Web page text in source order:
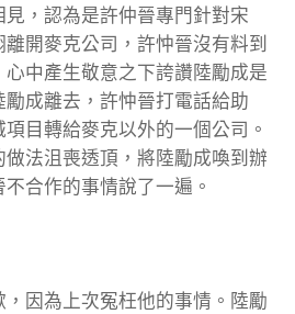
，認為是許仲晉專門針對宋
開麥克公司，許忡晉沒有料到
心中產生敬意之下誇讚陸勵成是
成離去，許忡晉打電話給助
目轉給麥克以外的一個公司。
法沮喪透頂，將陸勵成喚到辦
合作的事情說了一遍。
因為上次冤枉他的事情。陸勵